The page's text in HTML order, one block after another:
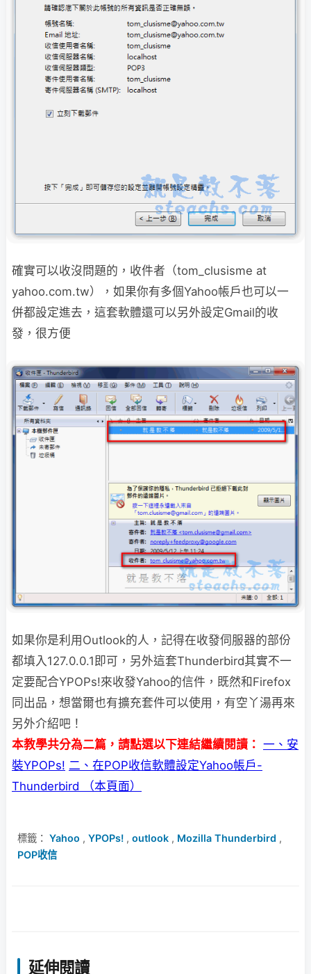
確實可以收沒問題的，收件者（tom_clusisme at
yahoo.com.tw），如果你有多個Yahoo帳戶也可以一
併都設定進去，這套軟體還可以另外設定Gmail的收
發，很方便
如果你是利用Outlook的人，記得在收發伺服器的部份
都填入127.0.0.1即可，另外這套Thunderbird其實不一
定要配合YPOPs!來收發Yahoo的信件，既然和Firefox
同出品，想當爾也有擴充套件可以使用，有空丫湯再來
另外介紹吧！
本教學共分為二篇，請點選以下連結繼續閱讀： 一、安
裝YPOPs! 二、在POP收信軟體設定Yahoo帳戶-
Thunderbird （本頁面）
標籤： Yahoo , YPOPs! , outlook , Mozilla Thunderbird ,
POP收信
延伸閱讀